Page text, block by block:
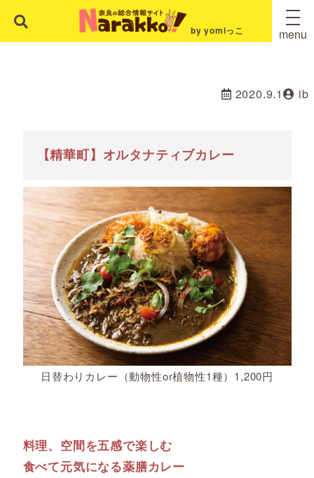
by yomiっこ menu
2020.9.1 ib
【精華町】オルタナティブカレー
日替わりカレー（動物性or植物性1種）1,200円
料理、空間を五感で楽しむ
食べて元気になる薬膳カレー